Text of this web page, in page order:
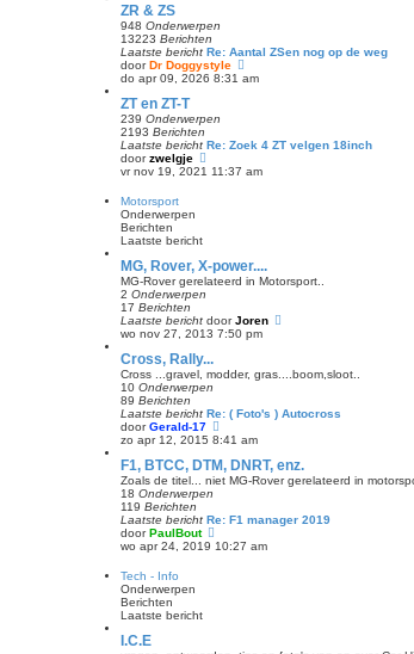
c
t
l
a
b
r
ZR & ZS
948 Onderwerpen
13223 Berichten
Laatste bericht Re: Aantal ZSen nog op de weg
doorDr Doggystyle
e
l
a
r
i
c
do apr 09, 2026 8:31 am
ZT en ZT-T
239 Onderwerpen
2193 Berichten
Laatste bericht Re: Zoek 4 ZT velgen 18inch
doorzwelgje
e
a
t
s
e
b
e
i
c
h
vr nov 19, 2021 11:37 am
Motorsport
Onderwerpen
Berichten
Laatste bericht
MG, Rover, X-power....
MG-Rover gerelateerd in Motorsport..
2 Onderwerpen
17 Berichten
Laatste bericht doorJoren
a
t
e
b
r
i
wo nov 27, 2013 7:50 pm
Cross, Rally...
Cross ...gravel, modder, gras....boom,sloot..
10 Onderwerpen
89 Berichten
Laatste bericht Re: ( Foto's ) Autocross
doorGerald-17
e
j
a
t
zo apr 12, 2015 8:41 am
F1, BTCC, DTM, DNRT, enz.
Zoals de titel... niet MG-Rover gerelateerd in
18 Onderwerpen
119 Berichten
Laatste bericht Re: F1 manager 2019
doorPaulBout
e
wo apr 24, 2019 10:27 am
Tech - Info
Onderwerpen
Berichten
Laatste bericht
I.C.E